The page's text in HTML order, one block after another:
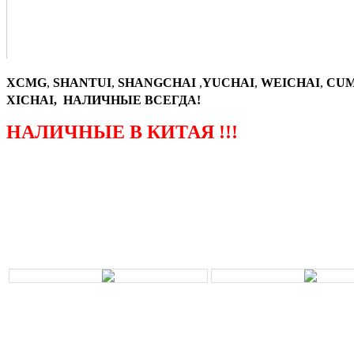
XCMG, SHANTUI, SHANGCHAI ,YUCHAI, WEICHAI,
XICHAI, НАЛИЧНЫЕ ВСЕГДА!
НАЛИЧНЫЕ В КИТАЯ !!!